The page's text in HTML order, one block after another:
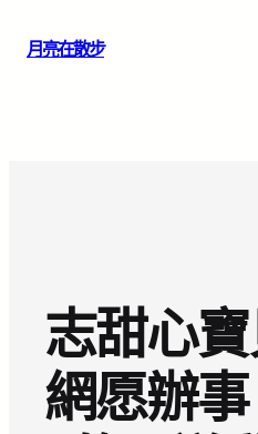
月亮在散步
志甜心
網愿辦